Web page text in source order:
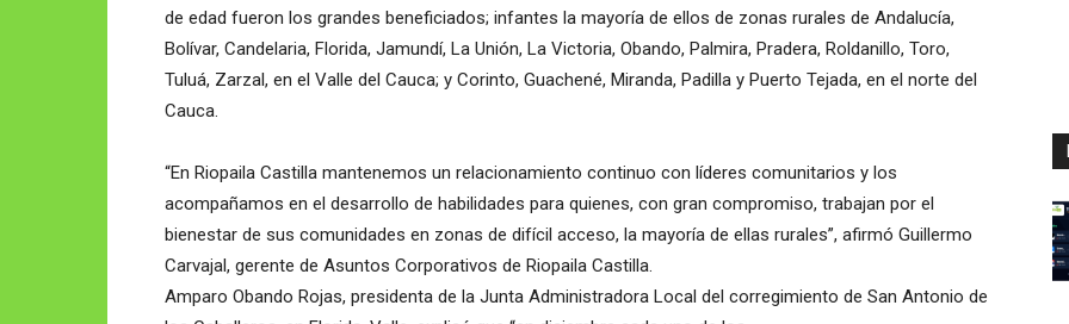
de edad fueron los grandes beneficiados; infantes la mayoría de ellos de zonas rurales de Andalucía,
Bolívar, Candelaria, Florida, Jamundí, La Unión, La Victoria, Obando, Palmira, Pradera, Roldanillo, Toro,
Tuluá, Zarzal, en el Valle del Cauca; y Corinto, Guachené, Miranda, Padilla y Puerto Tejada, en el norte del
Cauca.
“En Riopaila Castilla mantenemos un relacionamiento continuo con líderes comunitarios y los
acompañamos en el desarrollo de habilidades para quienes, con gran compromiso, trabajan por el
bienestar de sus comunidades en zonas de difícil acceso, la mayoría de ellas rurales”, afirmó Guillermo
Carvajal, gerente de Asuntos Corporativos de Riopaila Castilla.
Amparo Obando Rojas, presidenta de la Junta Administradora Local del corregimiento de San Antonio de